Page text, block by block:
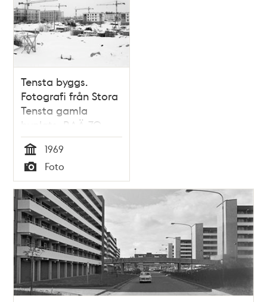
Tensta byggs.
Fotografi från Stora
Tensta gamla
byplats, RAÄ 70.
Tid
1969
Typ
Foto